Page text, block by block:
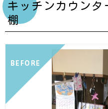
キッチンカウンタ
棚
BEFORE